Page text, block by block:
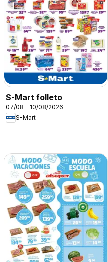
S-Mart folleto
07/08 - 10/08/2026
S-Mart